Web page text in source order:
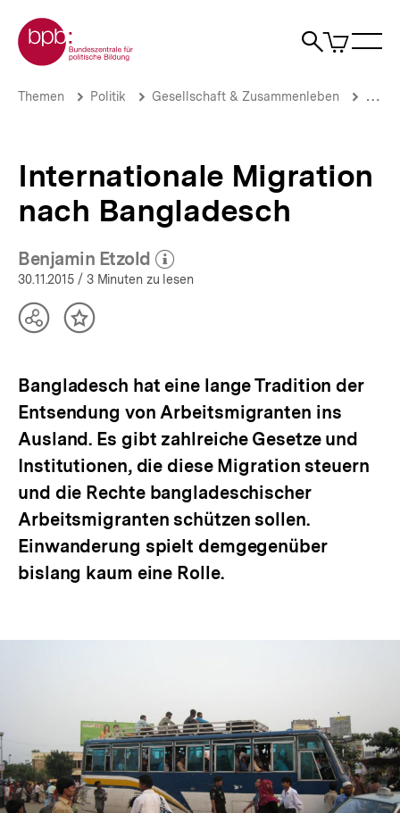
zum
Seiteninhalt
springen
Zur Startseite der bpb
Suche
Artikel
im
Internationale
Bangladesch
bpb.de
Brotkrümelnavigation
Pfadnavigation
Themen Politik Gesellschaft & Zusammenleben
Internationale Migration
nach Bangladesch
Benjamin Etzold
(Mehr zum Autor)
öffnen
30.11.2015 / 3 Minuten zu lesen
TeilenInhalt
Bangladesch hat eine lange Tradition der
Entsendung von Arbeitsmigranten ins
Ausland. Es gibt zahlreiche Gesetze und
Institutionen, die diese Migration steuern
und die Rechte bangladeschischer
Arbeitsmigranten schützen sollen.
Einwanderung spielt demgegenüber
bislang kaum eine Rolle.